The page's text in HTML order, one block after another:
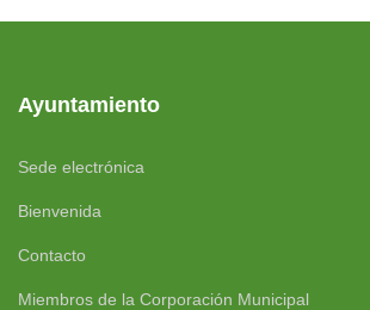
Ayuntamiento
Sede electrónica
Bienvenida
Contacto
Miembros de la Corporación Municipal